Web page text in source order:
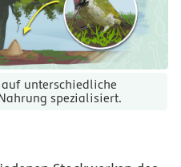
unterschiedliche
spezialisiert.